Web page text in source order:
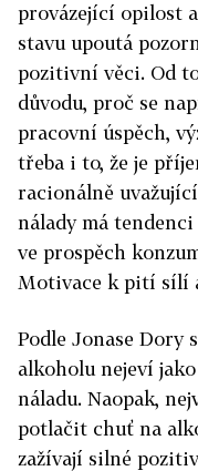
provázející opilost
stavu upoutá
pozitivní věci. Od
důvodu, proč se
pracovní úspěch,
třeba i to, že je
racionálně
nálady má
ve prospěch
Motivace k pití sílí
Podle Jonase Dory
alkoholu nejeví
náladu. Naopak,
potlačit chuť na
zažívají silné